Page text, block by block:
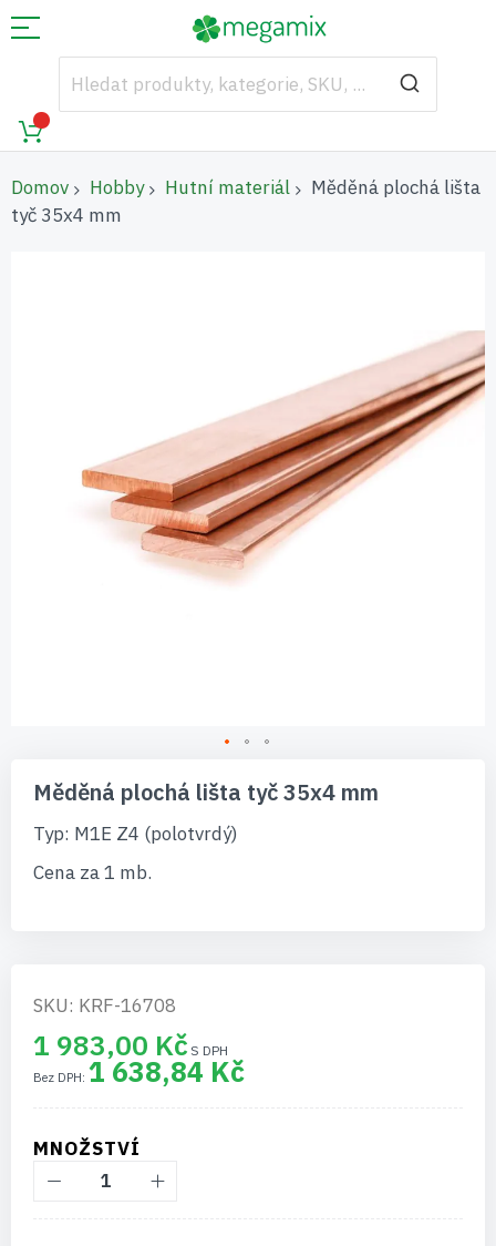
Domov Hobby Hutní materiál
Měděná plochá lišta
tyč 35x4 mm
začátek
galerie
obrázky
Měděná plochá lišta tyč 35x4 mm
Typ: M1E Z4 (polotvrdý)
Cena za 1 mb.
SKU: KRF-16708
1 983,00 Kč
1 638,84 Kč
MNOŽSTVÍ